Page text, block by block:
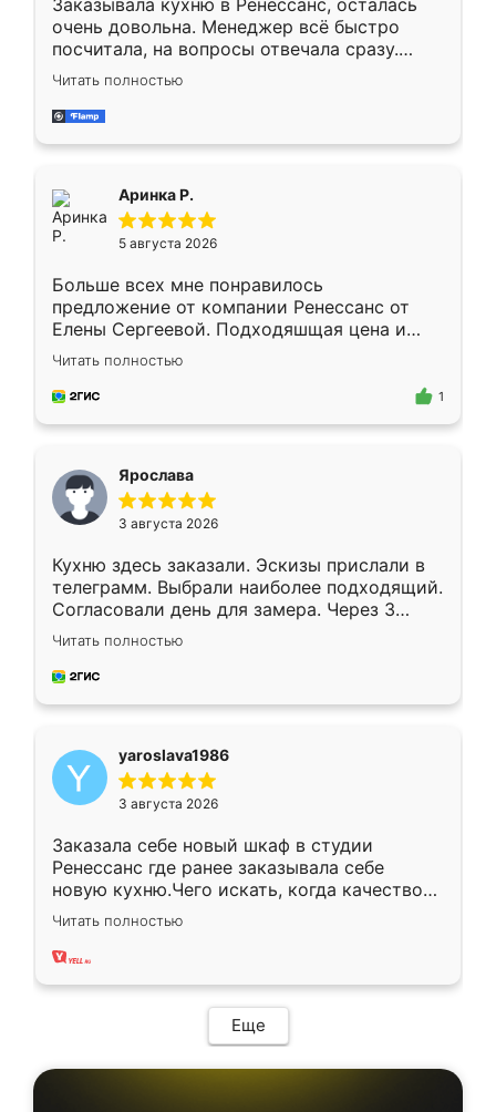
Заказывала кухню в Ренессанс, осталась
очень довольна. Менеджер всё быстро
посчитала, на вопросы отвечала сразу.
Замерщик приехал в субботу, подошёл к
делу со всей ответственностью. Собрали
за день, ребята работали аккуратно, даже
Читать полностью
Аринка Р.
5 августа 2026
Больше всех мне понравилось
предложение от компании Ренессанс от
Елены Сергеевой. Подходяшщая цена и
короткие сроки изготовления. Приехавший
для замера сотрудник Владислав
предложил по моему эскизу самый
Читать полностью
1
Ярослава
3 августа 2026
Кухню здесь заказали. Эскизы прислали в
телеграмм. Выбрали наиболее подходящий.
Согласовали день для замера. Через 3
недели кухня была уже готова. Остались
довольны работой. Спасибо Ренессанс
мебель за качественную работу!
Читать полностью
yaroslava1986
3 августа 2026
Заказала себе новый шкаф в студии
Ренессанс где ранее заказывала себе
новую кухню.Чего искать, когда качеством
вполне довольна. Служит кухня уже почти
два года, нареканий нет.
Читать полностью
Еще